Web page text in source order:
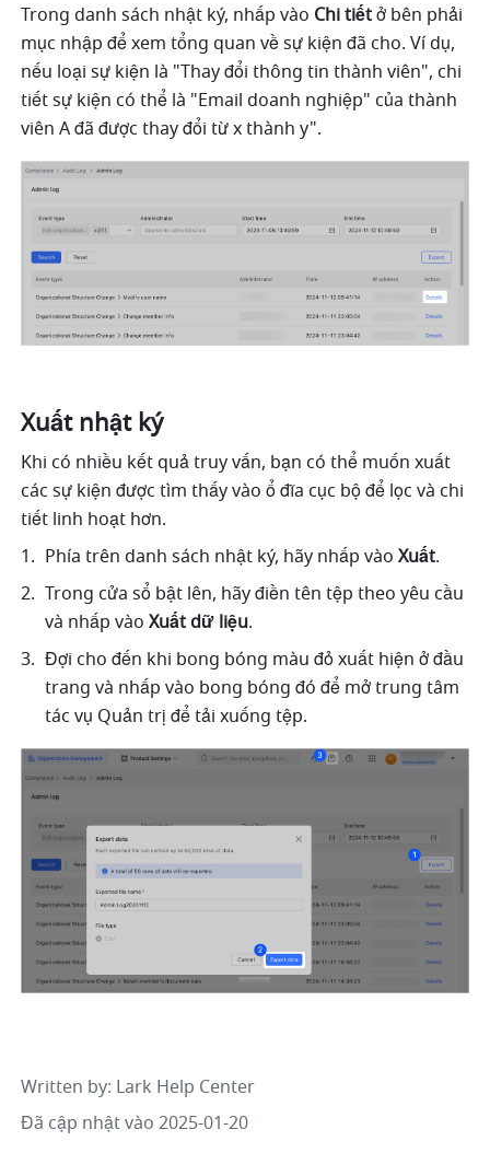
Trong danh sách nhật ký, nhấp vào Chi tiết ở bên phải
mục nhập để xem tổng quan về sự kiện đã cho. Ví dụ,
nếu loại sự kiện là "Thay đổi thông tin thành viên", chi
tiết sự kiện có thể là "Email doanh nghiệp" của thành
viên A đã được thay đổi từ x thành y".
Xuất nhật ký
Khi có nhiều kết quả truy vấn, bạn có thể muốn xuất
các sự kiện được tìm thấy vào ổ đĩa cục bộ để lọc và chi
tiết linh hoạt hơn.
Phía trên danh sách nhật ký, hãy nhấp vào Xuất.
Trong cửa sổ bật lên, hãy điền tên tệp theo yêu cầu
và nhấp vào Xuất dữ liệu.
Đợi cho đến khi bong bóng màu đỏ xuất hiện ở đầu
trang và nhấp vào bong bóng đó để mở trung tâm
tác vụ Quản trị để tải xuống tệp.
Written by: Lark Help Center
Đã cập nhật vào 2025-01-20